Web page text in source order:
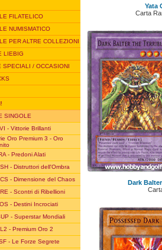
FILATELICO
NUMISMATICO
PER ALTRE COLLEZIONI
LIEBIG
SPECIALI / OCCASIONI
SINGOLE
- Vittorie Brillanti
Oro Premium 3 - Oro
- Predoni Alati
- Distruttori dell'Ombra
- Dimensione del Chaos
- Scontri di Ribellioni
- Destini Incrociati
- Superstar Mondiali
- Premium Oro 2
- Le Forze Segrete
Yata
Carta
Dark